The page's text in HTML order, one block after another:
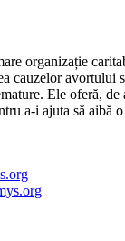
organizație
cauzelor avortului
Ele oferă, de
a-i ajuta să aibă